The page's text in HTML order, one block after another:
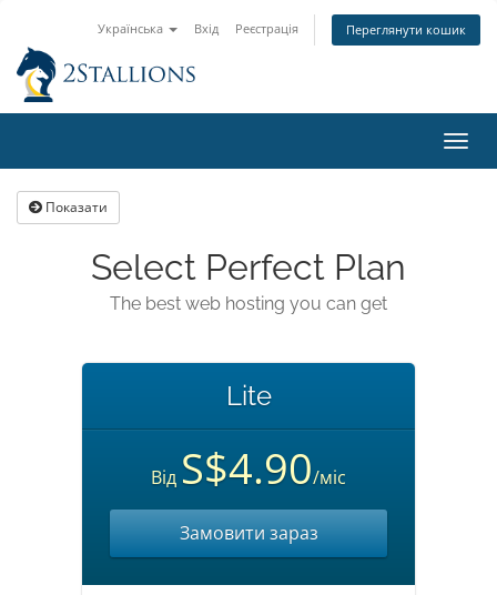
Українська Вхід Реєстрація Переглянути кошик
Показати
Select Perfect Plan
The best web hosting you can get
Lite
Від S$4.90/міс
Замовити зараз